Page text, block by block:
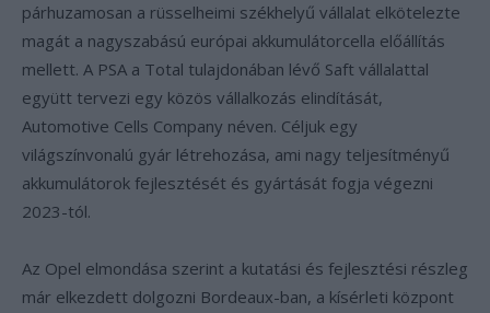
párhuzamosan a rüsselheimi székhelyű vállalat elkötelezte
magát a nagyszabású európai akkumulátorcella előállítás
mellett. A PSA a Total tulajdonában lévő Saft vállalattal
együtt tervezi egy közös vállalkozás elindítását,
Automotive Cells Company néven. Céljuk egy
világszínvonalú gyár létrehozása, ami nagy teljesítményű
akkumulátorok fejlesztését és gyártását fogja végezni
2023-tól.
Az Opel elmondása szerint a kutatási és fejlesztési részleg
már elkezdett dolgozni Bordeaux-ban, a kísérleti központ